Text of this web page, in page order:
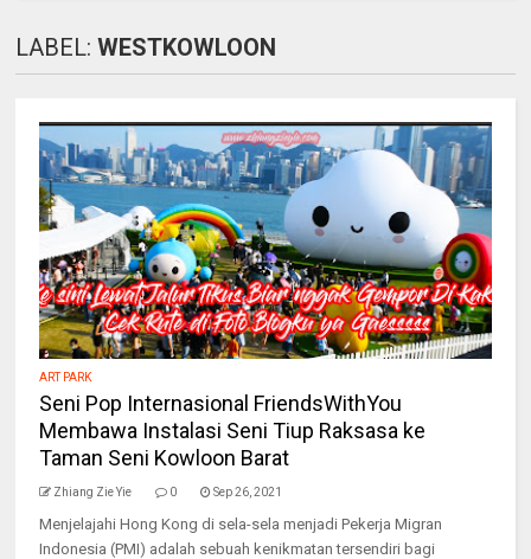
LABEL:WESTKOWLOON
ART PARK
Seni Pop Internasional FriendsWithYou
Membawa Instalasi Seni Tiup Raksasa ke
Taman Seni Kowloon Barat
Zhiang Zie Yie 0 Sep 26, 2021
Menjelajahi Hong Kong di sela-sela menjadi Pekerja Migran
Indonesia (PMI) adalah sebuah kenikmatan tersendiri bagi